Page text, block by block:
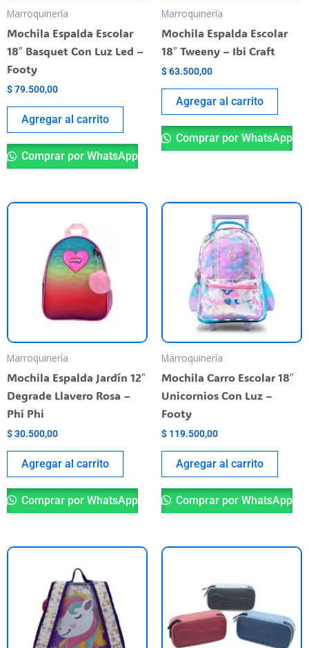
Marroquinería
Mochila Espalda Escolar
18″ Basquet Con Luz Led –
Footy
$79.500,00
Agregar al carrito
Comprar por WhatsApp
Marroquinería
Mochila Espalda Escolar
18″ Tweeny – Ibi Craft
$63.500,00
Agregar al carrito
Comprar por WhatsApp
Marroquinería
Mochila Espalda Jardín 12″
Degrade Llavero Rosa –
Phi Phi
$30.500,00
Agregar al carrito
Comprar por WhatsApp
Marroquinería
Mochila Carro Escolar 18″
Unicornios Con Luz –
Footy
$ 119.500,00
Agregar al carrito
Comprar por WhatsApp